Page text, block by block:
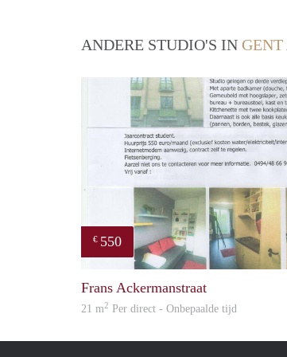
ANDERE STUDIO'S IN GENT
€ 550
Frans Ackermanstraat
21 m2 Per direct - Onbepaalde tijd